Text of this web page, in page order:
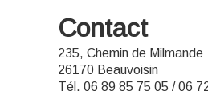
Contact
235, Chemin de Milmande
26170 Beauvoisin
Tél. 06 89 85 75 05 / 06